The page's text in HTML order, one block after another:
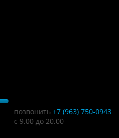
позвонить +7 (963) 750-0943
с 9.00 до 20.00